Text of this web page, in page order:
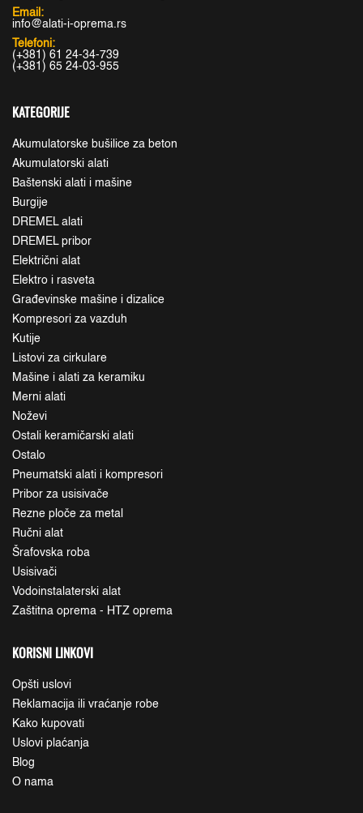
Email:
info@alati-i-oprema.rs
Telefoni:
(+381) 61 24-34-739
(+381) 65 24-03-955
KATEGORIJE
Akumulatorske bušilice za beton
Akumulatorski alati
Baštenski alati i mašine
Burgije
DREMEL alati
DREMEL pribor
Električni alat
Elektro i rasveta
Građevinske mašine i dizalice
Kompresori za vazduh
Kutije
Listovi za cirkulare
Mašine i alati za keramiku
Merni alati
Noževi
Ostali keramičarski alati
Ostalo
Pneumatski alati i kompresori
Pribor za usisivače
Rezne ploče za metal
Ručni alat
Šrafovska roba
Usisivači
Vodoinstalaterski alat
Zaštitna oprema - HTZ oprema
KORISNI LINKOVI
Opšti uslovi
Reklamacija ili vraćanje robe
Kako kupovati
Uslovi plaćanja
Blog
O nama